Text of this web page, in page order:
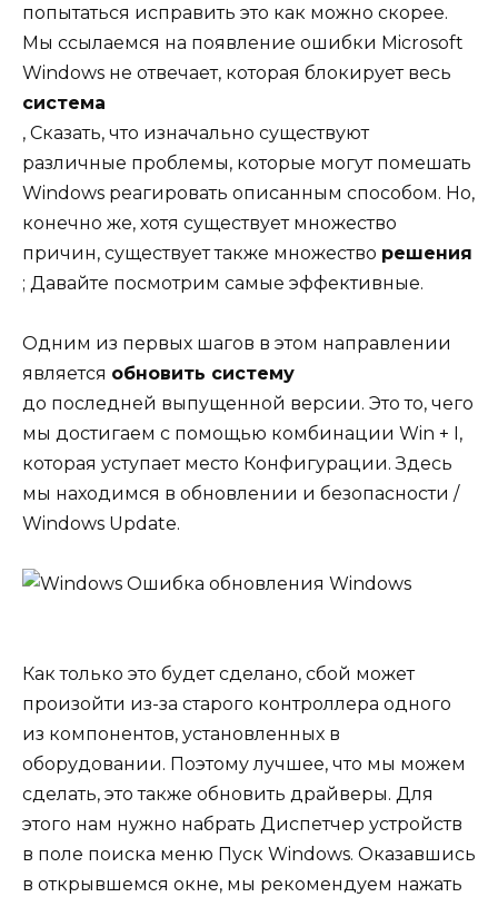
попытаться исправить это как можно скорее.
Мы ссылаемся на появление ошибки Microsoft
Windows не отвечает, которая блокирует весь
система
, Сказать, что изначально существуют
различные проблемы, которые могут помешать
Windows реагировать описанным способом. Но,
конечно же, хотя существует множество
причин, существует также множество решения
; Давайте посмотрим самые эффективные.
Одним из первых шагов в этом направлении
является обновить систему
до последней выпущенной версии. Это то, чего
мы достигаем с помощью комбинации Win + I,
которая уступает место Конфигурации. Здесь
мы находимся в обновлении и безопасности /
Windows Update.
Как только это будет сделано, сбой может
произойти из-за старого контроллера одного
из компонентов, установленных в
оборудовании. Поэтому лучшее, что мы можем
сделать, это также обновить драйверы. Для
этого нам нужно набрать Диспетчер устройств
в поле поиска меню Пуск Windows. Оказавшись
в открывшемся окне, мы рекомендуем нажать